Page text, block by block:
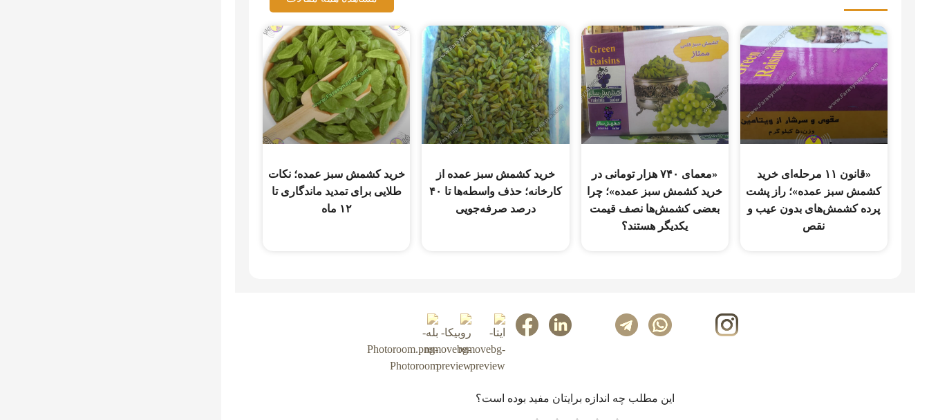
«قانون ۱۱ مرحله‌ای خرید
کشمش سبز عمده»؛ راز پشت
پرده کشمش‌های بدون عیب و
نقص
«معمای ۷۴۰ هزار تومانی در
خرید کشمش سبز عمده»؛ چرا
بعضی کشمش‌ها نصف قیمت
یکدیگر هستند؟
خرید کشمش سبز عمده از
کارخانه؛ حذف واسطه‌ها تا ۴۰
درصد صرفه‌جویی
خرید کشمش سبز عمده؛ نکات
طلایی برای تمدید ماندگاری تا
۱۲ ماه
این مطلب چه‌ اندازه برایتان مفید بوده است؟